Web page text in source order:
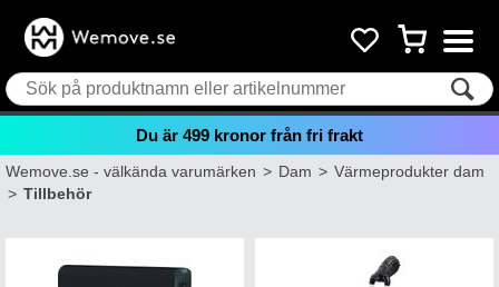
Du är 499 kronor från fri frakt
Wemove.se - välkända varumärken>Dam>Värmeprodukter dam
>Tillbehör